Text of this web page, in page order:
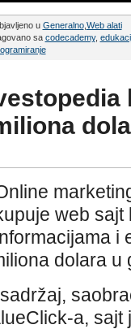
u Generalno, Web alati
sa codecademy,
web sajt
i
dolara u
a,